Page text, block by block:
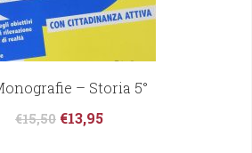
– Storia 5°
€15,50 €13,95